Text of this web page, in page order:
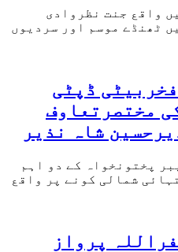
واقع جنت نظروادی
ٹھنڈے موسم اور سردیوں
ڈپٹی
مختصرتعاوف
شاہ نذیر
پختونخواہ کے دو اہم
شمالی کونے پر واقع
پرواز